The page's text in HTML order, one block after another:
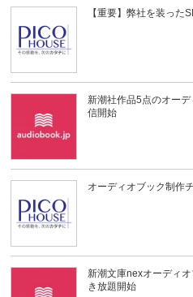
【重要】弊社を装った
新潮社作品5点のオー
信開始
オーディオブック制作
新潮文庫nexオーディ
き放題開始